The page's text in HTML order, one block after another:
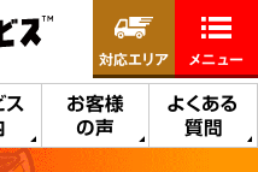
ス
お客様
の声
よくある
質問
対応エリア メニュー